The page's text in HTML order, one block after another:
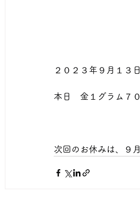
２０２３年９月１
本日　金１グ
次回のお休みは、９